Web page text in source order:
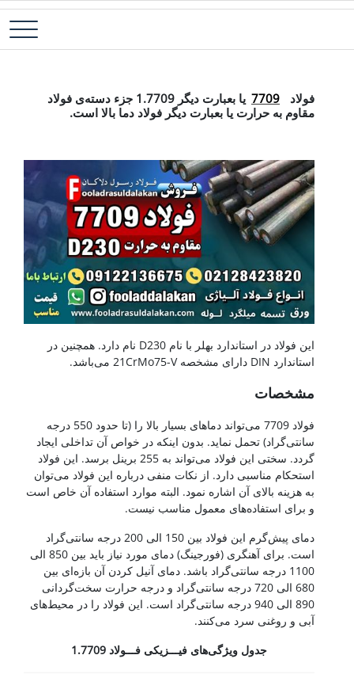
پرش فولاد آلیاژی-میلگرد آلیاژی-تسمه آلیاژی-ورق آلیاژی-لوله آلیاژی-نبشی
فولاد 7709
یا بعبارت دیگر 1.7709 جزء دسته‌ی فولاد
مقاوم به حرارت یا بعبارت دیگر فولاد دما بالا است.
این فولاد در استاندارد بهلر با نام D230 نام دارد. همچنین در
استاندارد DIN دارای مشخصه 21CrMo75-V می‌باشد.
مشخصات
فولاد 7709 می‌تواند دماهای بسیار بالا را (تا حدود 550 درجه
سانتی‌گراد) تحمل نماید. بدون اینکه در خواص آن تداخلی ایجاد
گردد. سختی این فولاد می‌تواند به 255 برینل برسد. این فولاد
استحکام مناسبی دارد. از نکات منفی درباره این فولاد می‌توان
به هزینه بالای آن اشاره نمود. البته موارد استفاده آن خاص است
و برای استفاده‌های معمول مناسب نیست.
دمای پیش‌گرم این فولاد بین 150 الی 200 درجه سانتی‌گراد
است. برای آهنگری (فورجینگ) دمای مورد نیاز باید بین 850 الی
1100 درجه سانتی‌گراد باشد. دمای آنیل کردن آن بازه‌ای بین
680 الی 720 درجه سانتی‌گراد و درجه حرارت سخت‌گردانی
890 الی 940 درجه سانتی‌گراد است. این فولاد را در محیط‌های
آبی و روغنی سرد می‌کنند.
جدول ویژگی‌های فیـــزیکی فـــولاد 1.7709